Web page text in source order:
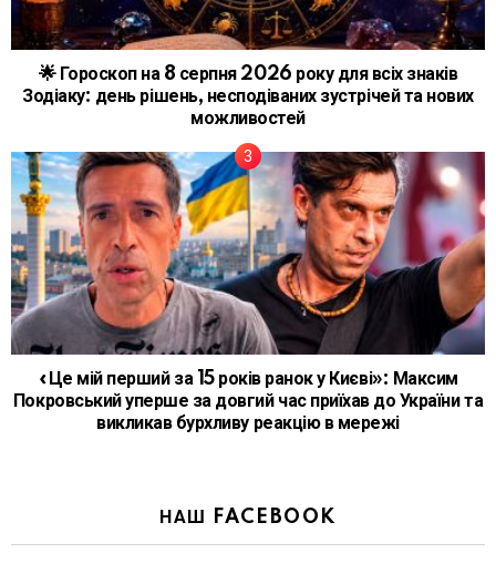
🌟 Гороскоп на 8 серпня 2026 року для всіх знаків
Зодіаку: день рішень, несподіваних зустрічей та нових
можливостей
«Це мій перший за 15 років ранок у Києві»: Максим
Покровський уперше за довгий час приїхав до України та
викликав бурхливу реакцію в мережі
НАШ FACEBOOK